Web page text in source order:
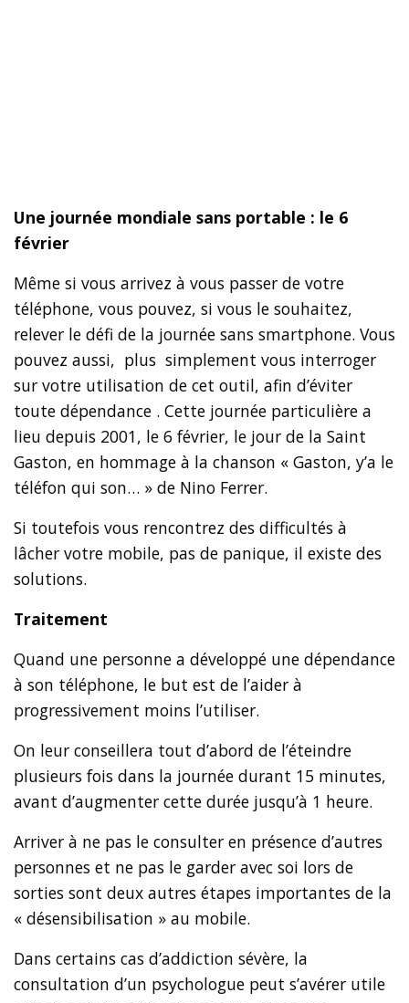
Une journée mondiale sans portable : le 6
février
Même si vous arrivez à vous passer de votre
téléphone, vous pouvez, si vous le souhaitez,
relever le défi de la journée sans smartphone. Vous
pouvez aussi, plus simplement vous interroger
sur votre utilisation de cet outil, afin d’éviter
toute dépendance . Cette journée particulière a
lieu depuis 2001, le 6 février, le jour de la Saint
Gaston, en hommage à la chanson « Gaston, y’a le
téléfon qui son… » de Nino Ferrer.
Si toutefois vous rencontrez des difficultés à
lâcher votre mobile, pas de panique, il existe des
solutions.
Traitement
Quand une personne a développé une dépendance
à son téléphone, le but est de l’aider à
progressivement moins l’utiliser.
On leur conseillera tout d’abord de l’éteindre
plusieurs fois dans la journée durant 15 minutes,
avant d’augmenter cette durée jusqu’à 1 heure.
Arriver à ne pas le consulter en présence d’autres
personnes et ne pas le garder avec soi lors de
sorties sont deux autres étapes importantes de la
« désensibilisation » au mobile.
Dans certains cas d’addiction sévère, la
consultation d’un psychologue peut s’avérer utile